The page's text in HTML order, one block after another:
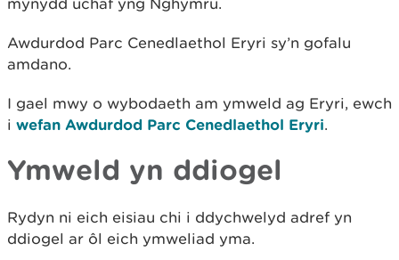
mynydd uchaf yng Nghymru.
Awdurdod Parc Cenedlaethol Eryri sy’n gofalu
amdano.
I gael mwy o wybodaeth am ymweld ag Eryri, ewch
i wefan Awdurdod Parc Cenedlaethol Eryri.
Ymweld yn ddiogel
Rydyn ni eich eisiau chi i ddychwelyd adref yn
ddiogel ar ôl eich ymweliad yma.